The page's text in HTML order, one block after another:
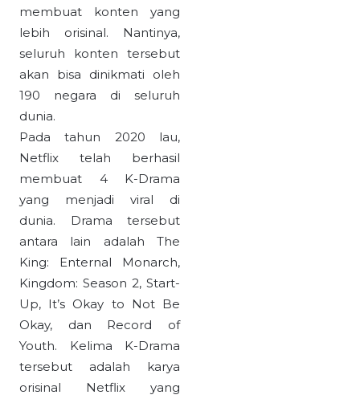
membuat konten yang
lebih orisinal. Nantinya,
seluruh konten tersebut
akan bisa dinikmati oleh
190 negara di seluruh
dunia.
Pada tahun 2020 lau,
Netflix telah berhasil
membuat 4 K-Drama
yang menjadi viral di
dunia. Drama tersebut
antara lain adalah The
King: Enternal Monarch,
Kingdom: Season 2, Start-
Up, It’s Okay to Not Be
Okay, dan Record of
Youth. Kelima K-Drama
tersebut adalah karya
orisinal Netflix yang